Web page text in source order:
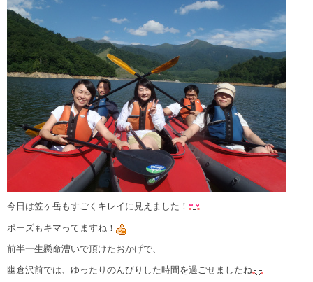
今日は笠ヶ岳もすごくキレイに見えました！
ポーズもキマってますね！
前半一生懸命漕いで頂けたおかげで、
幽倉沢前では、ゆったりのんびりした時間を過ごせましたね